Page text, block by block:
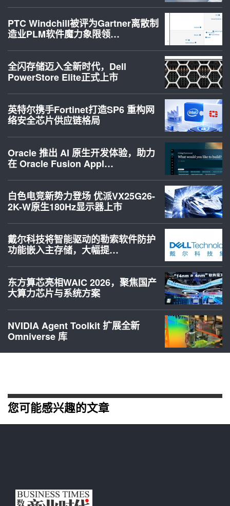
PTC Windchill被评为Gartner离散制
造业PLM软件魔力象限领…
全闪存储迈入全新时代，Dell
PowerStore Elite正式上市
英特尔携手Fortinet打造SP6 重构网
络安全芯片供应链格局
Oracle 推出 AI 原生开发体验，助力
在 Oracle Fusion Appl…
白色电竞新势力登场 优派VX25G26-
2K-W原生180Hz显示器上市
戴尔科技将智能驱动的勒索软件防护
功能嵌入主存储，大幅提…
东方算芯亮相WAIC 2026，聚焦国产
大算力芯片与系统方案
NVIDIA Agent Toolkit 扩展全新
Omniverse 库
您可能感兴趣的文章